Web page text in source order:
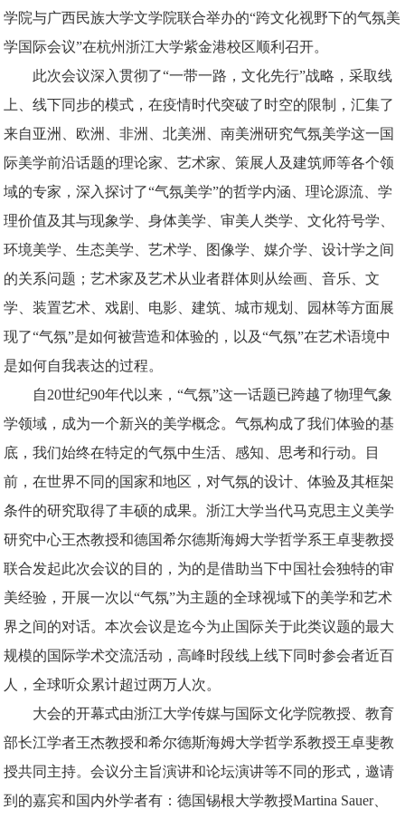
学院与广西民族大学文学院联合举办的“跨文化视野下的气氛美
学国际会议”在杭州浙江大学紫金港校区顺利召开。
此次会议深入贯彻了“一带一路，文化先行”战略，采取线
上、线下同步的模式，在疫情时代突破了时空的限制，汇集了
来自亚洲、欧洲、非洲、北美洲、南美洲研究气氛美学这一国
际美学前沿话题的理论家、艺术家、策展人及建筑师等各个领
域的专家，深入探讨了“气氛美学”的哲学内涵、理论源流、学
理价值及其与现象学、身体美学、审美人类学、文化符号学、
环境美学、生态美学、艺术学、图像学、媒介学、设计学之间
的关系问题；艺术家及艺术从业者群体则从绘画、音乐、文
学、装置艺术、戏剧、电影、建筑、城市规划、园林等方面展
现了“气氛”是如何被营造和体验的，以及“气氛”在艺术语境中
是如何自我表达的过程。
自20世纪90年代以来，“气氛”这一话题已跨越了物理气象
学领域，成为一个新兴的美学概念。气氛构成了我们体验的基
底，我们始终在特定的气氛中生活、感知、思考和行动。目
前，在世界不同的国家和地区，对气氛的设计、体验及其框架
条件的研究取得了丰硕的成果。浙江大学当代马克思主义美学
研究中心王杰教授和德国希尔德斯海姆大学哲学系王卓斐教授
联合发起此次会议的目的，为的是借助当下中国社会独特的审
美经验，开展一次以“气氛”为主题的全球视域下的美学和艺术
界之间的对话。本次会议是迄今为止国际关于此类议题的最大
规模的国际学术交流活动，高峰时段线上线下同时参会者近百
人，全球听众累计超过两万人次。
大会的开幕式由浙江大学传媒与国际文化学院教授、教育
部长江学者王杰教授和希尔德斯海姆大学哲学系教授王卓斐教
授共同主持。会议分主旨演讲和论坛演讲等不同的形式，邀请
到的嘉宾和国内外学者有：德国锡根大学教授Martina Sauer、